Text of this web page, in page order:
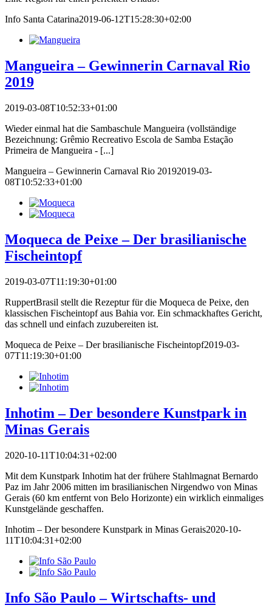
Info Santa Catarina2019-06-12T15:28:30+02:00
Mangueira – Gewinnerin Carnaval Rio
2019
2019-03-08T10:52:33+01:00
Wieder einmal hat die Sambaschule Mangueira (vollständige
Bezeichnung: Grêmio Recreativo Escola de Samba Estação
Primeira de Mangueira - [...]
Mangueira – Gewinnerin Carnaval Rio 20192019-03-
08T10:52:33+01:00
Moqueca de Peixe – Der brasilianische
Fischeintopf
2019-03-07T11:19:30+01:00
RuppertBrasil stellt die Rezeptur für die Moqueca de Peixe, den
klassischen Fischeintopf aus Bahia vor. Ein schmackhaftes Gericht,
das schnell und einfach zuzubereiten ist.
Moqueca de Peixe – Der brasilianische Fischeintopf2019-03-
07T11:19:30+01:00
Inhotim – Der besondere Kunstpark in
Minas Gerais
2020-10-11T10:04:31+02:00
Mit dem Kunstpark Inhotim hat der frühere Stahlmagnat Bernardo
Paz im Jahr 2006 mitten im brasilianischen Nirgendwo von Minas
Gerais (60 km entfernt von Belo Horizonte) ein wirklich einmaliges
Kunstgelände geschaffen.
Inhotim – Der besondere Kunstpark in Minas Gerais2020-10-
11T10:04:31+02:00
Info São Paulo – Wirtschafts- und